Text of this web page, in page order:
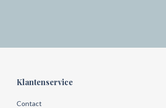
Klantenservice
Contact